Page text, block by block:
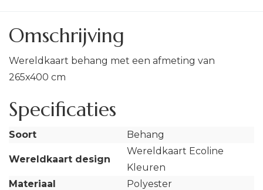
Omschrijving
Wereldkaart behang met een afmeting van
265x400 cm
Specificaties
Soort Behang
Wereldkaart design
Wereldkaart Ecoline
Kleuren
Materiaal
Polyester